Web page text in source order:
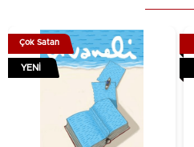
Çok Satan
YENI